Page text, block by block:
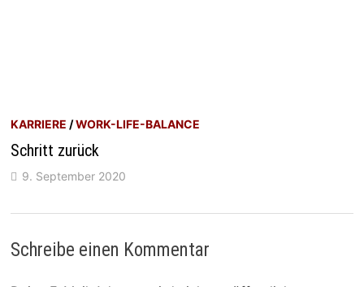
KARRIERE /WORK-LIFE-BALANCE
Schritt zurück
9. September 2020
Schreibe einen Kommentar